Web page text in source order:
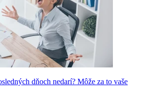
dňoch nedarí? Môže za to vaše